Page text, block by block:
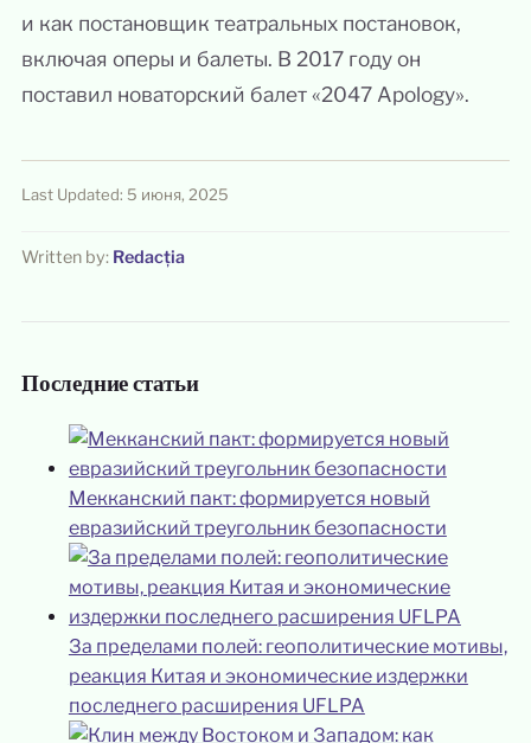
и как постановщик театральных постановок,
включая оперы и балеты. В 2017 году он
поставил новаторский балет «2047 Apology».
Last Updated: 5 июня, 2025
Written by: Redacția
Последние статьи
Мекканский пакт: формируется новый
евразийский треугольник безопасности
За пределами полей: геополитические мотивы,
реакция Китая и экономические издержки
последнего расширения UFLPA